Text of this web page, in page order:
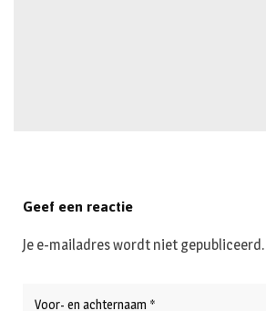
Geef een reactie
Je e-mailadres wordt niet gepubliceerd.